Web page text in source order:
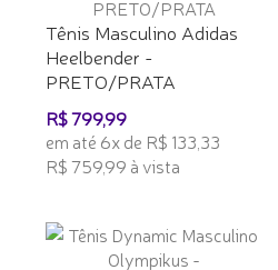
Tênis Masculino Adidas
Heelbender -
PRETO/PRATA
R$ 799,99
em até 6x de R$ 133,33
R$ 759,99 à vista